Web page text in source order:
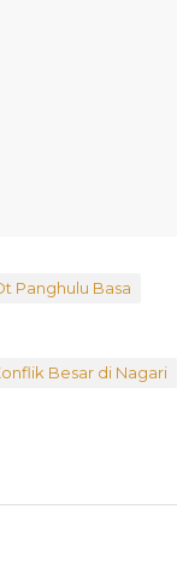
Panghulu Basa
Besar di Nagari